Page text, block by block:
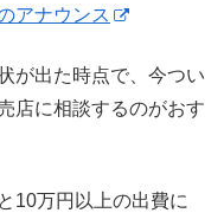
アナウンス
が出た時点で、今つい
店に相談するのがおす
10万円以上の出費に